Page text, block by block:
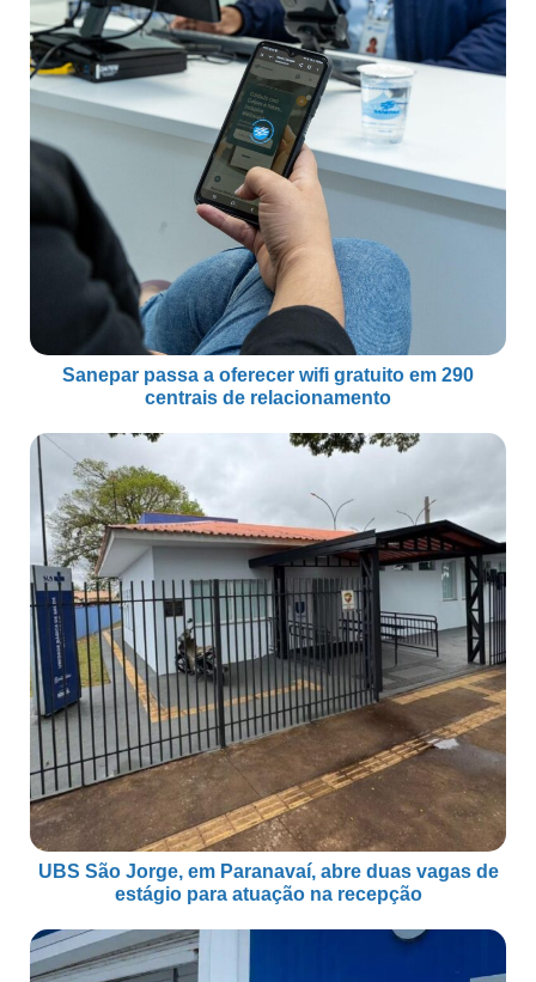
Sanepar passa a oferecer wifi gratuito em 290
centrais de relacionamento
UBS São Jorge, em Paranavaí, abre duas vagas de
estágio para atuação na recepção